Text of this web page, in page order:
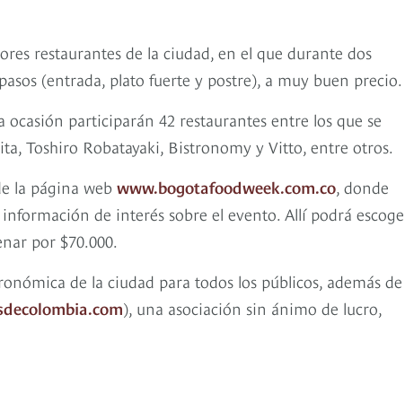
restaurantes de la ciudad, en el que durante dos
(entrada, plato fuerte y postre), a muy buen precio.
ocasión participarán 42 restaurantes entre los que se
Toshiro Robatayaki, Bistronomy y Vitto, entre otros.
la página web www.bogotafoodweek.com.co, donde
de interés sobre el evento. Allí podrá
por $70.000.
de la ciudad para todos los públicos, además de
), una asociación sin ánimo de lucro,